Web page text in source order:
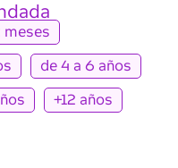
meses
de 4 a 6 años
+12 años